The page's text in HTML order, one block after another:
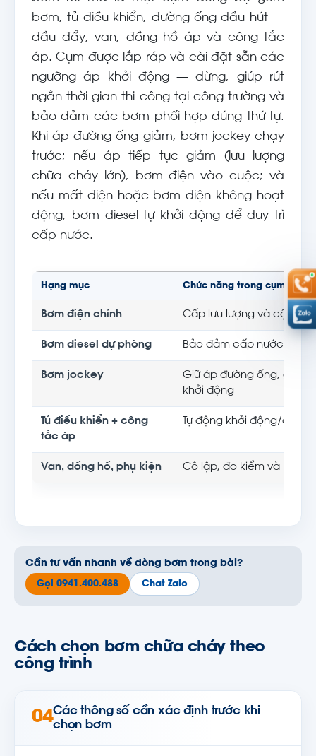
bơm, tủ điều khiển, đường ống đầu hút —
đầu đẩy, van, đồng hồ áp và công tắc
áp. Cụm được lắp ráp và cài đặt sẵn các
ngưỡng áp khởi động — dừng, giúp rút
ngắn thời gian thi công tại công trường và
bảo đảm các bơm phối hợp đúng thứ tự.
Khi áp đường ống giảm, bơm jockey chạy
trước; nếu áp tiếp tục giảm (lưu lượng
chữa cháy lớn), bơm điện vào cuộc; và
nếu mất điện hoặc bơm điện không hoạt
động, bơm diesel tự khởi động để duy trì
cấp nước.
Hạng mục Chức năng trong cụm
Bơm điện chính Cấp lưu lượng và cột áp
Bơm diesel dự phòng Bảo đảm cấp nước khi
Bơm jockey
Giữ áp đường ống, giảm
khởi động
Tủ điều khiển + công
tắc áp
Tự động khởi động/dừng
Van, đồng hồ, phụ kiện Cô lập, đo kiểm và bảo
Cần tư vấn nhanh về dòng bơm trong bài?
Gọi 0941.400.488 Chat Zalo
Cách chọn bơm chữa cháy theo
công trình
04Các thông số cần xác định trước khi
chọn bơm